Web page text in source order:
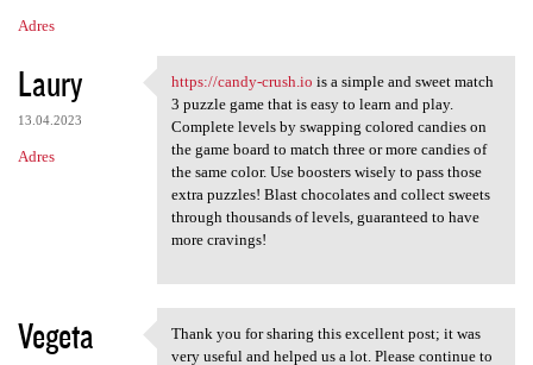
Adres
Laury
13.04.2023
Adres
https://candy-crush.io is a
https://candy-crush.io is a simple and sweet match
3 puzzle game that is easy to learn and play.
Complete levels by swapping colored candies on
the game board to match three or more candies of
the same color. Use boosters wisely to pass those
extra puzzles! Blast chocolates and collect sweets
through thousands of levels, guaranteed to have
more cravings!
Vegeta
Thank you for sharing this
Thank you for sharing this excellent post; it was
very useful and helped us a lot. Please continue to